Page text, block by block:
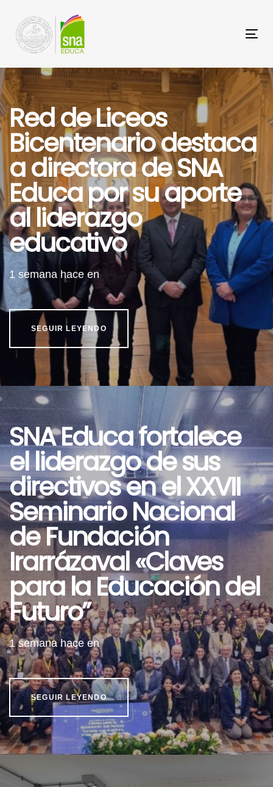
enlaces
navegación
Saltar
al
contenido
Red de Liceos
Bicentenario destaca
a directora de SNA
Educa por su aporte
al liderazgo
educativo
1 semana hace en
SEGUIR LEYENDO
SNA Educa fortalece
el liderazgo de sus
directivos en el XXVII
Seminario Nacional
de Fundación
Irarrázaval «Claves
para la Educación del
Futuro”
1 semana hace en
SEGUIR LEYENDO